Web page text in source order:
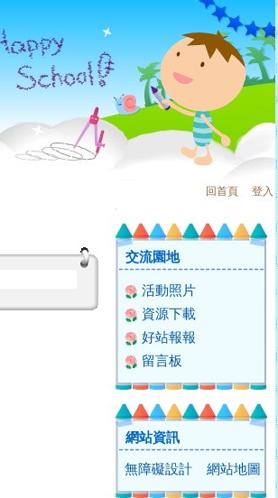
回首頁 登入
:::
交流園地
活動照片
資源下載
好站報報
留言板
網站資訊
無障礙設計 網站地圖